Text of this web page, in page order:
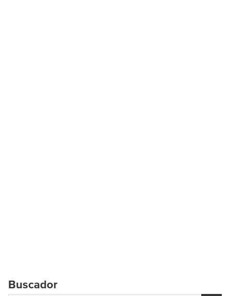
Buscador